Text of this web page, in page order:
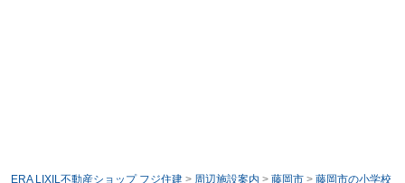
ERA LIXIL不動産ショップ フジ住建 > 周辺施設案内 > 藤岡市 > 藤岡市の小学校